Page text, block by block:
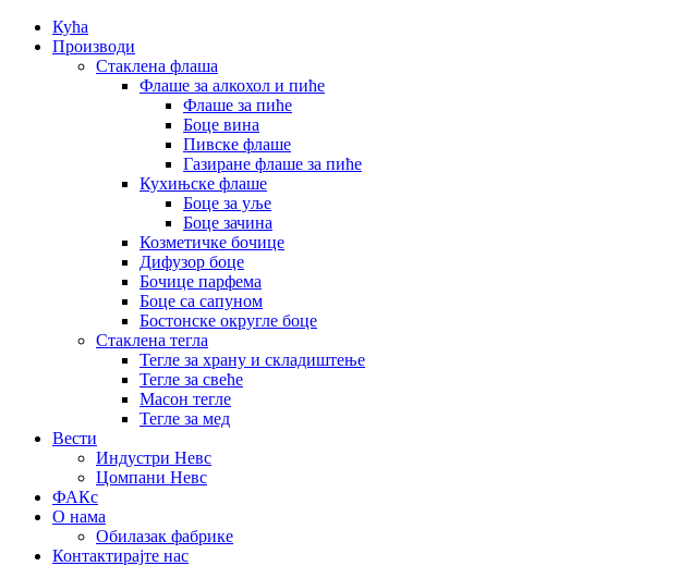
Кућа
Производи
Стаклена флаша
Флаше за алкохол и пиће
Флаше за пиће
Боце вина
Пивске флаше
Газиране флаше за пиће
Кухињске флаше
Боце за уље
Боце зачина
Козметичке бочице
Дифузор боце
Бочице парфема
Боце са сапуном
Бостонске округле боце
Стаклена тегла
Тегле за храну и складиштење
Тегле за свеће
Масон тегле
Тегле за мед
Вести
Индустри Невс
Цомпани Невс
ФАКс
О нама
Обилазак фабрике
Контактирајте нас